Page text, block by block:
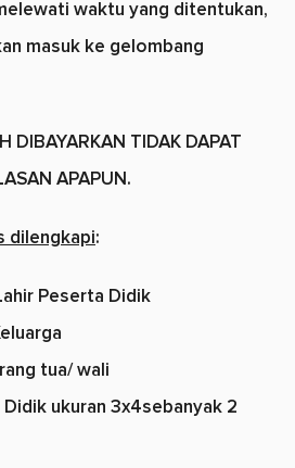
waktu yang ditentukan,
masuk ke gelombang
DIBAYARKAN TIDAK DAPAT
APAPUN.
dilengkapi:
Peserta Didik
tua/ wali
ukuran 3x4sebanyak 2